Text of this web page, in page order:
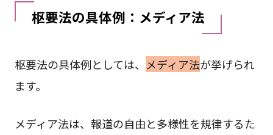
枢要法の具体例：メディア法
枢要法の具体例としては、 メディア法が挙げられ
ます。
メディア法は、報道の自由と多様性を規律するた